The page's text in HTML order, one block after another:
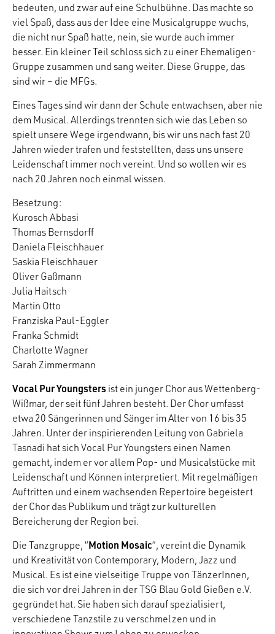
bedeuten, und zwar auf eine Schulbühne. Das machte so
viel Spaß, dass aus der Idee eine Musicalgruppe wuchs,
die nicht nur Spaß hatte, nein, sie wurde auch immer
besser. Ein kleiner Teil schloss sich zu einer Ehemaligen-
Gruppe zusammen und sang weiter. Diese Gruppe, das
sind wir – die MFGs.
Eines Tages sind wir dann der Schule entwachsen, aber nie
dem Musical. Allerdings trennten sich wie das Leben so
spielt unsere Wege irgendwann, bis wir uns nach fast 20
Jahren wieder trafen und feststellten, dass uns unsere
Leidenschaft immer noch vereint. Und so wollen wir es
nach 20 Jahren noch einmal wissen.
Besetzung:
Kurosch Abbasi
Thomas Bernsdorff
Daniela Fleischhauer
Saskia Fleischhauer
Oliver Gaßmann
Julia Haitsch
Martin Otto
Franziska Paul-Eggler
Franka Schmidt
Charlotte Wagner
Sarah Zimmermann
Vocal Pur Youngsters ist ein junger Chor aus Wettenberg-
Wißmar, der seit fünf Jahren besteht. Der Chor umfasst
etwa 20 Sängerinnen und Sänger im Alter von 16 bis 35
Jahren. Unter der inspirierenden Leitung von Gabriela
Tasnadi hat sich Vocal Pur Youngsters einen Namen
gemacht, indem er vor allem Pop- und Musicalstücke mit
Leidenschaft und Können interpretiert. Mit regelmäßigen
Auftritten und einem wachsenden Repertoire begeistert
der Chor das Publikum und trägt zur kulturellen
Bereicherung der Region bei.
Die Tanzgruppe, “Motion Mosaic”, vereint die Dynamik
und Kreativität von Contemporary, Modern, Jazz und
Musical. Es ist eine vielseitige Truppe von TänzerInnen,
die sich vor drei Jahren in der TSG Blau Gold Gießen e.V.
gegründet hat. Sie haben sich darauf spezialisiert,
verschiedene Tanzstile zu verschmelzen und in